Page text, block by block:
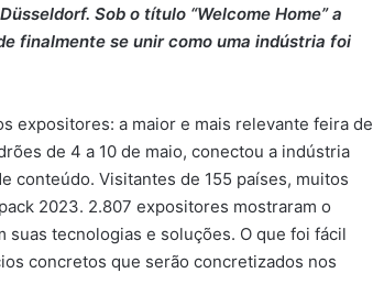
Sob o título “Welcome Home” a
finalmente se unir como uma indústria foi
expositores: a maior e mais relevante feira de
de 4 a 10 de maio, conectou a indústria
conteúdo. Visitantes de 155 países, muitos
2023. 2.807 expositores mostraram o
tecnologias e soluções. O que foi fácil
concretos que serão concretizados nos